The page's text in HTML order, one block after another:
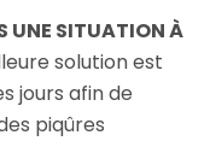
UNE SITUATION À
solution est
jours afin de
piqûres